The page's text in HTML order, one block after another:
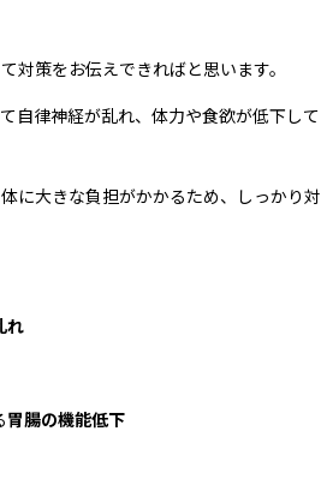
対策をお伝えできればと思います。
自律神経が乱れ、体力や食欲が低下して
に大きな負担がかかるため、しっかり対
れ
胃腸の機能低下